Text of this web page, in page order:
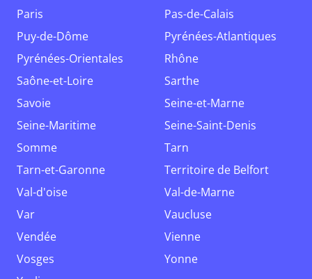
Paris
Pas-de-Calais
Puy-de-Dôme
Pyrénées-Atlantiques
Pyrénées-Orientales
Rhône
Saône-et-Loire
Sarthe
Savoie
Seine-et-Marne
Seine-Maritime
Seine-Saint-Denis
Somme
Tarn
Tarn-et-Garonne
Territoire de Belfort
Val-d'oise
Val-de-Marne
Var
Vaucluse
Vendée
Vienne
Vosges
Yonne